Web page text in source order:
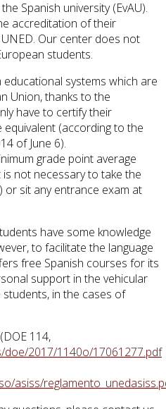
Spanish university (EvAU).
accreditation of their
Our center does not
students.
systems which are
Union, thanks to the
have to certify their
(according to the
of June 6).
grade point average
not necessary to take the
or sit any entrance exam at
have some knowledge
to facilitate the language
free Spanish courses for its
support in the vehicular
in the cases of
114,
doe/2017/1140o/17061277.pdf
asiss/